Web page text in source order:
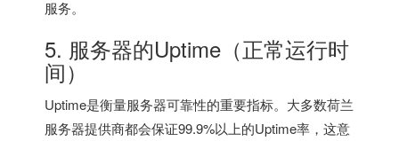
服务。
5. 服务器的Uptime（正常运行时
间）
Uptime是衡量服务器可靠性的重要指标。大多数荷兰
服务器提供商都会保证99.9%以上的Uptime率，这意